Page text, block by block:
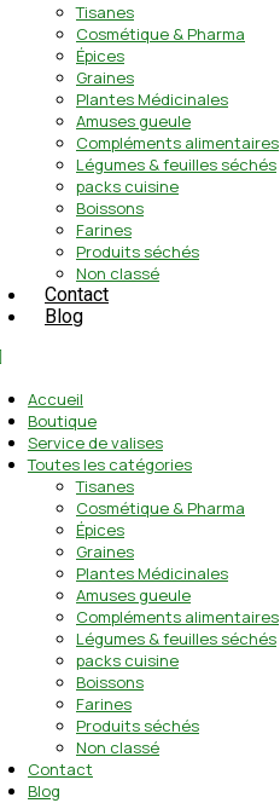
Tisanes
Cosmétique & Pharma
Épices
Graines
Plantes Médicinales
Amuses gueule
Compléments alimentaires
Légumes & feuilles séchés
packs cuisine
Boissons
Farines
Produits séchés
Non classé
Contact
Blog
Accueil
Boutique
Service de valises
Toutes les catégories
Tisanes
Cosmétique & Pharma
Épices
Graines
Plantes Médicinales
Amuses gueule
Compléments alimentaires
Légumes & feuilles séchés
packs cuisine
Boissons
Farines
Produits séchés
Non classé
Contact
Blog